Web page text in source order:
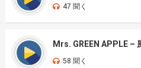
47 聞く
Mrs. GREEN APPLE –
58 聞く